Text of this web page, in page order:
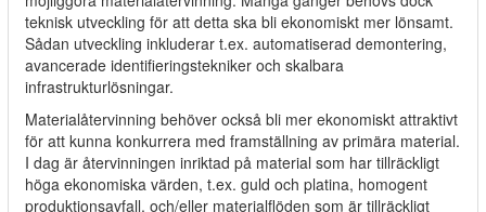
teknisk utveckling för att detta ska bli ekonomiskt mer lönsamt.
Sådan utveckling inkluderar t.ex. automatiserad demontering,
avancerade identifieringstekniker och skalbara
infrastrukturlösningar.
Materialåtervinning behöver också bli mer ekonomiskt attraktivt
för att kunna konkurrera med framställning av primära material.
I dag är återvinningen inriktad på material som har tillräckligt
höga ekonomiska värden, t.ex. guld och platina, homogent
produktionsavfall, och/eller materialflöden som är tillräckligt